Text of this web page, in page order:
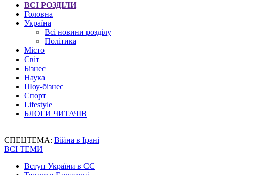
ВСІ РОЗДІЛИ
Головна
Україна
Всі новини розділу
Політика
Місто
Світ
Бізнес
Наука
Шоу-бізнес
Спорт
Lifestyle
БЛОГИ ЧИТАЧІВ
СПЕЦТЕМА: Війна в Ірані
ВСІ ТЕМИ
Вступ України в ЄС